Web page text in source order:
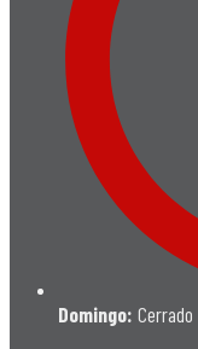
Domingo: Cerrado